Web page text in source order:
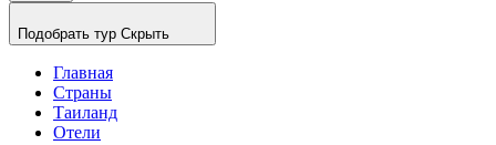
Подобрать тур Скрыть
Главная
Страны
Таиланд
Отели